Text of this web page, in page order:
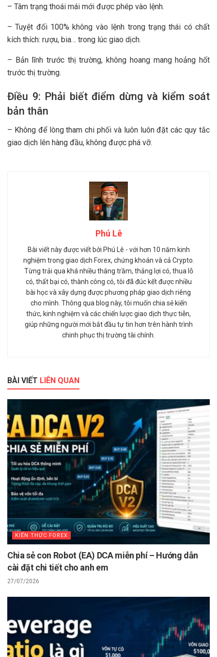
– Tâm trạng thoái mái mới được phép vào lệnh.
– Tuyệt đối 100% không vào lệnh trong trạng thái có chất
kích thích: rượu, bia… trong lúc giao dịch.
– Bản lĩnh trước thị trường, không hoang mang hoảng hốt
trước thị trường.
Điều 9: Phải biết điểm dừng và kiểm soát
bản thân
– Không để lòng tham chi phối và luôn luôn đặt các quy tắc
giao dịch lên hàng đầu, không được phá vỡ.
Phú Lê
Bài viết này được viết bởi Phú Lê - với hơn 10 năm kinh
nghiệm trong giao dịch Forex, chứng khoán và cả Crypto.
Từng trải qua khá nhiều thăng trầm, thắng lợi có, thua lỗ
có, thất bại có, thành công có, tôi đã đúc kết được nhiều
bài học và xây dựng được phương pháp giao dịch riêng
cho mình. Thông qua blog này, tôi muốn chia sẻ kiến
thức, kinh nghiệm và các chiến lược giao dịch thực tiễn,
giúp những người mới bắt đầu tự tin hơn trên hành trình
chinh phục thị trường tài chính.
BÀI VIẾT LIÊN QUAN
KIẾN THỨC FOREX
Chia sẻ con Robot (EA) DCA miễn phí – Hướng dẫn
cài đặt chi tiết cho anh em
27/07/2026